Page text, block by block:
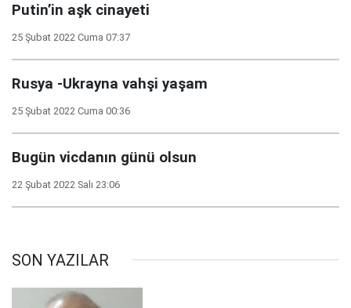
Putin’in aşk cinayeti
25 Şubat 2022 Cuma 07:37
Rusya -Ukrayna vahşi yaşam
25 Şubat 2022 Cuma 00:36
Bugün vicdanın günü olsun
22 Şubat 2022 Salı 23:06
SON YAZILAR